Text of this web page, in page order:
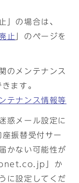
」の場合は、
止
」のページを
のメンテナンス
ます。
テナンス情報等
惑メール設定に
振替受付サー
かない可能性が
」か
に設定してくだ